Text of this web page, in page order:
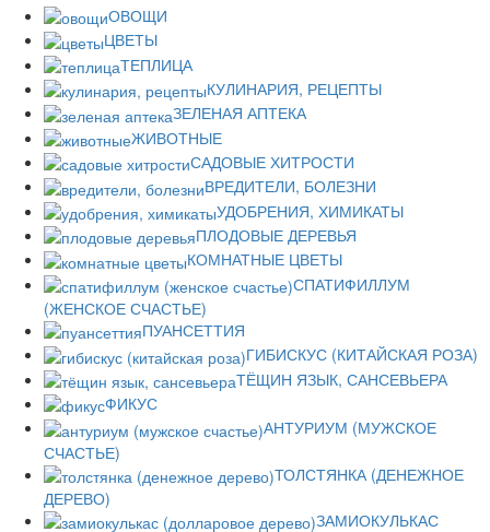
ОВОЩИ
ЦВЕТЫ
ТЕПЛИЦА
КУЛИНАРИЯ, РЕЦЕПТЫ
ЗЕЛЕНАЯ АПТЕКА
ЖИВОТНЫЕ
САДОВЫЕ ХИТРОСТИ
ВРЕДИТЕЛИ, БОЛЕЗНИ
УДОБРЕНИЯ, ХИМИКАТЫ
ПЛОДОВЫЕ ДЕРЕВЬЯ
КОМНАТНЫЕ ЦВЕТЫ
СПАТИФИЛЛУМ
(ЖЕНСКОЕ СЧАСТЬЕ)
ПУАНСЕТТИЯ
ГИБИСКУС (КИТАЙСКАЯ РОЗА)
ТЁЩИН ЯЗЫК, САНСЕВЬЕРА
ФИКУС
АНТУРИУМ (МУЖСКОЕ
СЧАСТЬЕ)
ТОЛСТЯНКА (ДЕНЕЖНОЕ
ДЕРЕВО)
ЗАМИОКУЛЬКАС